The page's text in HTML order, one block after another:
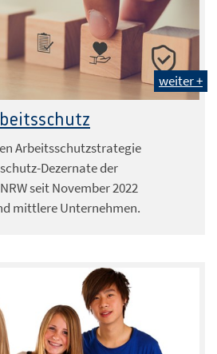
weiter +
Arbeitsschutzstrategie
Dezernate der
seit November 2022
mittlere Unternehmen.